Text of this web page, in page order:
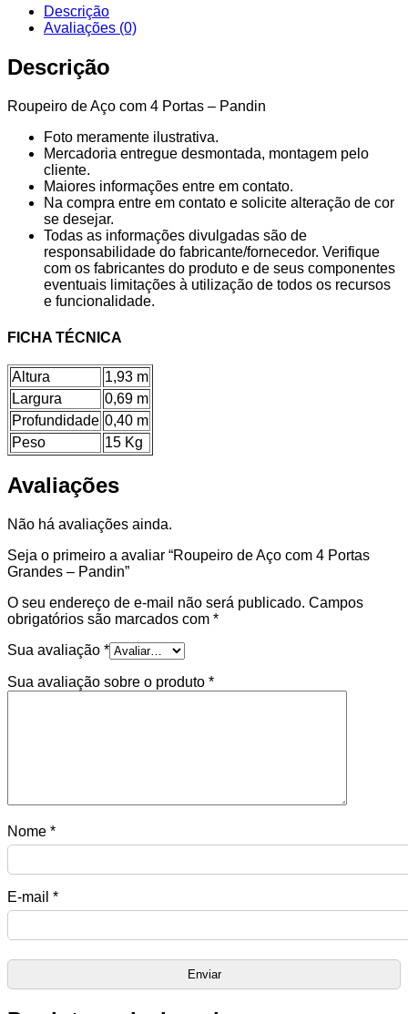
Descrição
Avaliações (0)
Descrição
Roupeiro de Aço com 4 Portas – Pandin
Foto meramente ilustrativa.
Mercadoria entregue desmontada, montagem pelo
cliente.
Maiores informações entre em contato.
Na compra entre em contato e solicite alteração de cor
se desejar.
Todas as informações divulgadas são de
responsabilidade do fabricante/fornecedor. Verifique
com os fabricantes do produto e de seus componentes
eventuais limitações à utilização de todos os recursos
e funcionalidade.
FICHA TÉCNICA
Altura
1,93 m
Largura
0,69 m
Profundidade 0,40 m
Peso
15 Kg
Avaliações
Não há avaliações ainda.
Seja o primeiro a avaliar “Roupeiro de Aço com 4 Portas
Grandes – Pandin”
O seu endereço de e-mail não será publicado. Campos
obrigatórios são marcados com *
Sua avaliação *
Sua avaliação sobre o produto *
Nome *
E-mail *